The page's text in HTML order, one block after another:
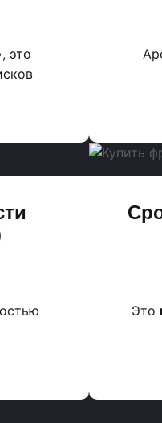
это
Это